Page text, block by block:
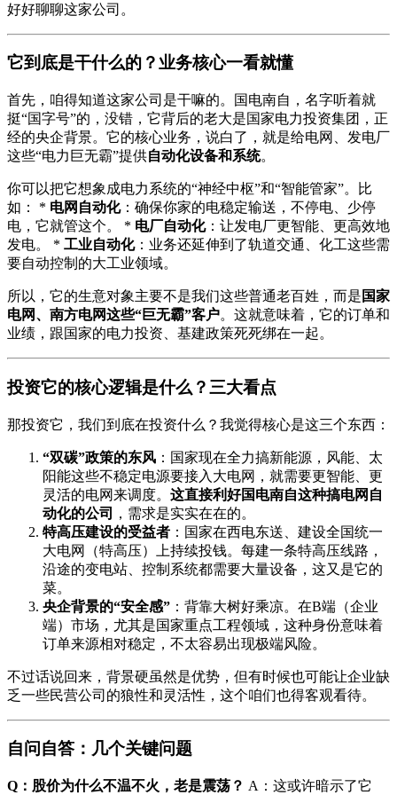
好好聊聊这家公司。
它到底是干什么的？业务核心一看就懂
首先，咱得知道这家公司是干嘛的。国电南自，名字听着就
挺“国字号”的，没错，它背后的老大是国家电力投资集团，正
经的央企背景。它的核心业务，说白了，就是给电网、发电厂
这些“电力巨无霸”提供自动化设备和系统。
你可以把它想象成电力系统的“神经中枢”和“智能管家”。比
如： * 电网自动化：确保你家的电稳定输送，不停电、少停
电，它就管这个。 * 电厂自动化：让发电厂更智能、更高效地
发电。 * 工业自动化：业务还延伸到了轨道交通、化工这些需
要自动控制的大工业领域。
所以，它的生意对象主要不是我们这些普通老百姓，而是 国家
电网、南方电网这些“巨无霸”客户。这就意味着，它的订单和
业绩，跟国家的电力投资、基建政策死死绑在一起。
投资它的核心逻辑是什么？三大看点
那投资它，我们到底在投资什么？我觉得核心是这三个东西：
“双碳”政策的东风 ：国家现在全力搞新能源，风能、太
阳能这些不稳定电源要接入大电网，就需要更智能、更
灵活的电网来调度。 这直接利好国电南自这种搞电网自
动化的公司
，需求是实实在在的。
特高压建设的受益者 ：国家在西电东送、建设全国统一
大电网（特高压）上持续投钱。每建一条特高压线路，
沿途的变电站、控制系统都需要大量设备，这又是它的
菜。
央企背景的“安全感” ：背靠大树好乘凉。在B端（企业
端）市场，尤其是国家重点工程领域，这种身份意味着
订单来源相对稳定，不太容易出现极端风险。
不过话说回来，背景硬虽然是优势，但有时候也可能让企业缺
乏一些民营公司的狼性和灵活性，这个咱们也得客观看待。
自问自答：几个关键问题
Q：股价为什么不温不火，老是震荡？ A：这或许暗示了它